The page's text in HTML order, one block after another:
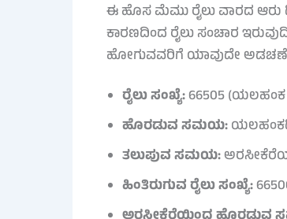
ಈ ಹೊಸ ಮೆಮು ರೈಲು ವಾರದ
ಕಾರಣದಿಂದ ರೈಲು ಸಂಚಾರ
ಹೋಗುವವರಿಗೆ ಯಾವುದೇ
ರೈಲು ಸಂಖ್ಯೆ:66505 (ಯಲಹಂಕ
ಹೊರಡುವ ಸಮಯ:
ತಲುಪುವ ಸಮಯ:
ಹಿಂತಿರುಗುವ ರೈಲು ಸಂಖ್ಯೆ: